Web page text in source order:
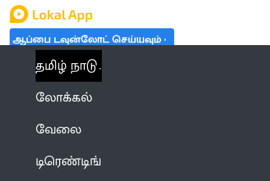
ஆப்பை டவுன்லோட் செய்யவும்
தமிழ் நாடு
லோக்கல்
வேலை
டிரெண்டிங்